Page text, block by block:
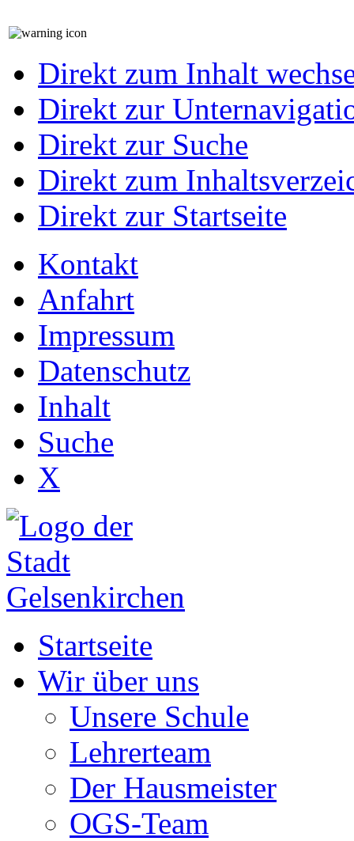
Direkt zum Inhalt
Direkt zur
Direkt zur Suche
Direkt zum
Direkt zur Startseite
Kontakt
Anfahrt
Impressum
Datenschutz
Inhalt
Suche
X
Startseite
Wir über uns
Unsere Schule
Lehrerteam
Der Hausmeister
OGS-Team